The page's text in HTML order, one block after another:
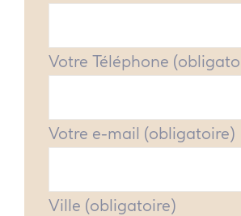
Votre Téléphone
Votre e-mail (obligatoire)
Ville (obligatoire)